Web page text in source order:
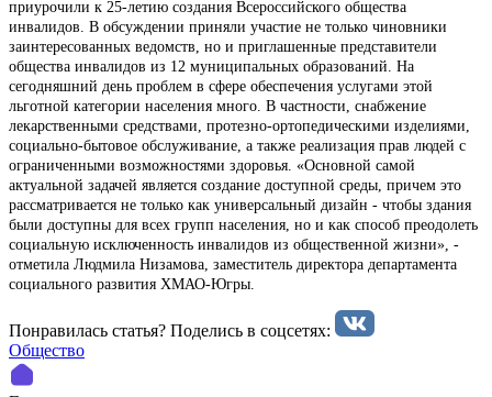
приурочили к 25-летию создания Всероссийского общества
инвалидов. В обсуждении приняли участие не только чиновники
заинтересованных ведомств, но и приглашенные представители
общества инвалидов из 12 муниципальных образований. На
сегодняшний день проблем в сфере обеспечения услугами этой
льготной категории населения много. В частности, снабжение
лекарственными средствами, протезно-ортопедическими изделиями,
социально-бытовое обслуживание, а также реализация прав людей с
ограниченными возможностями здоровья. «Основной самой
актуальной задачей является создание доступной среды, причем это
рассматривается не только как универсальный дизайн - чтобы здания
были доступны для всех групп населения, но и как способ преодолеть
социальную исключенность инвалидов из общественной жизни», -
отметила Людмила Низамова, заместитель директора департамента
социального развития ХМАО-Югры.
Понравилась статья? Поделиcь в соцсетях:
Общество